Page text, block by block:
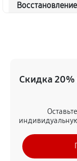
720
1350
Чистка от
USM
Скидка 20%